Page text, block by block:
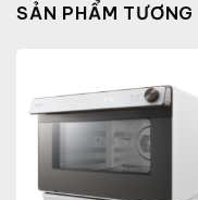
SẢN PHẨM